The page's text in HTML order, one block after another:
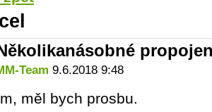
Team 9.6.2018 9:48
měl bych prosbu.